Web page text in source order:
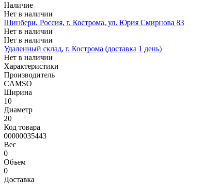
Наличие
Нет в наличии
Шинбери, Россия, г. Кострома, ул. Юрия Смирнова 83
Нет в наличии
Нет в наличии
Удаленный склад, г. Кострома (доставка 1 день)
Нет в наличии
Характеристики
Производитель
CAMSO
Ширина
10
Диаметр
20
Код товара
00000035443
Вес
0
Объем
0
Доставка